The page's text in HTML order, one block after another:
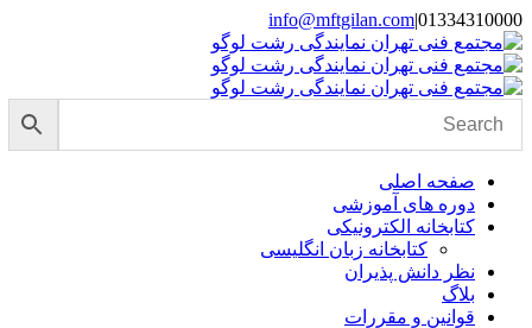
Skip
to
content
01334310000
|
info@mftgilan.com
Instagram
LinkedIn
صفحه اصلی
دوره های آموزشی
کتابخانه الکترونیکی
کتابخانه زبان انگلیسی
نظر دانش پذیران
بلاگ
قوانین و مقررات